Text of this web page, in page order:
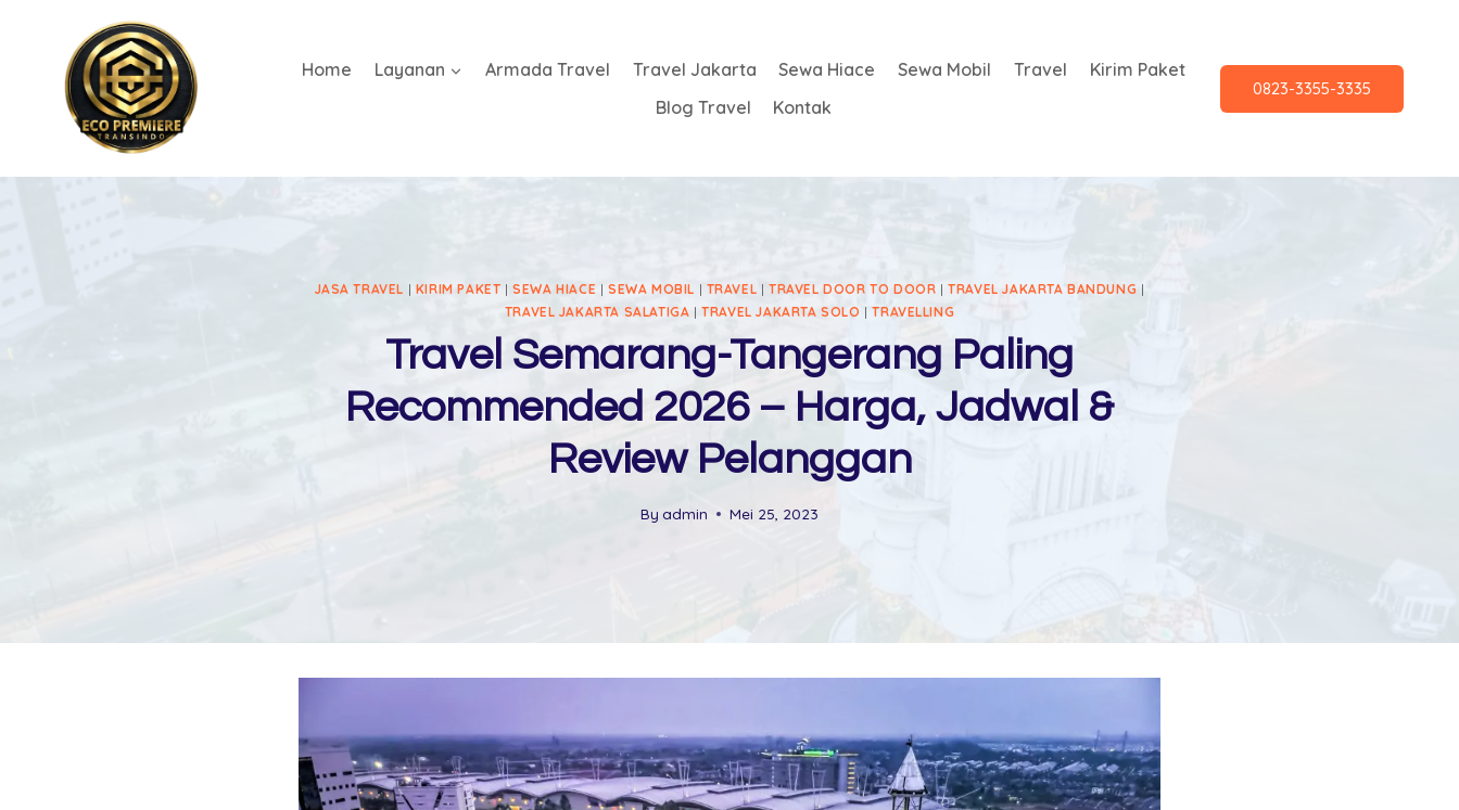
Home Layanan Armada Travel Travel Jakarta Sewa Hiace Sewa Mobil Travel
Kirim Paket
Blog Travel
Kontak
0823-3355-3335
JASA TRAVEL | KIRIM PAKET |SEWA HIACE | SEWA MOBIL | TRAVEL |TRAVEL DOOR TO DOOR |TRAVEL JAKARTA BANDUNG |
TRAVEL JAKARTA SALATIGA |TRAVEL JAKARTA SOLO |TRAVELLING
Travel Semarang-Tangerang Paling
Recommended 2026 – Harga, Jadwal &
Review Pelanggan
By admin Mei 25, 2023